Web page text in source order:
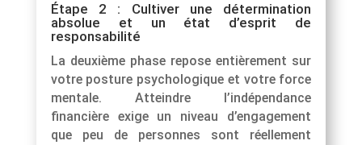
Étape 2 : Cultiver une détermination
absolue et un état d’esprit de
responsabilité
La deuxième phase repose entièrement sur
votre posture psychologique et votre force
mentale. Atteindre l’indépendance
financière exige un niveau d’engagement
que peu de personnes sont réellement